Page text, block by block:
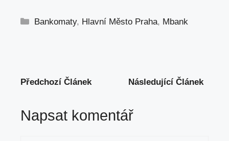
Rubriky
Bankomaty, Hlavní Město Praha, Mbank
Předchozí Článek Následující Článek
Napsat komentář